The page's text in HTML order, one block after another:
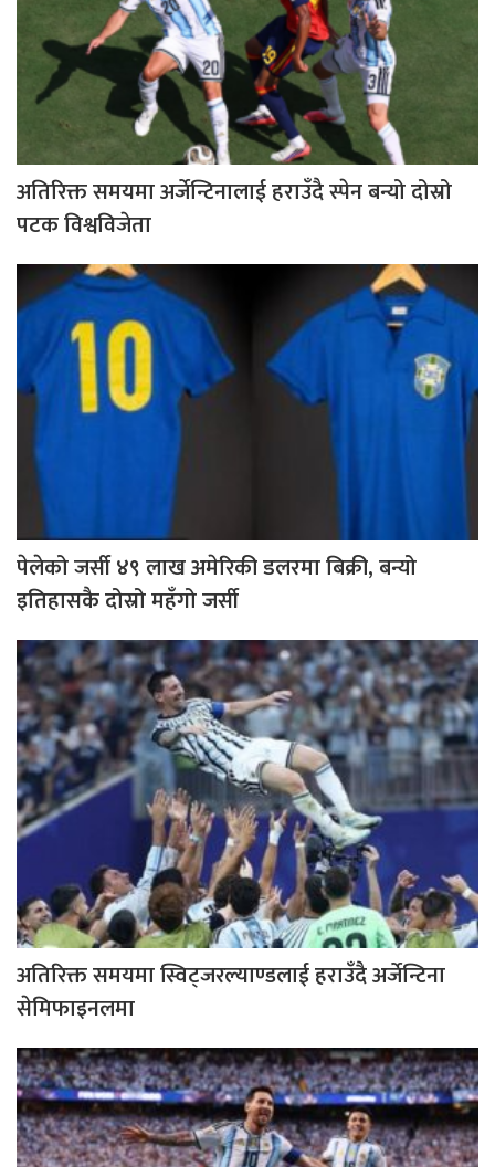
अतिरिक्त समयमा अर्जेन्टिनालाई हराउँदै स्पेन बन्यो दोस्रो
पटक विश्वविजेता
पेलेको जर्सी ४९ लाख अमेरिकी डलरमा बिक्री, बन्यो
इतिहासकै दोस्रो महँगो जर्सी
अतिरिक्त समयमा स्विट्जरल्याण्डलाई हराउँदै अर्जेन्टिना
सेमिफाइनलमा